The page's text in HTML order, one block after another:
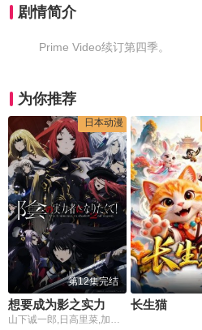
剧情简介
Prime Video续订第四季。
为你推荐
日本动漫
第12集完结
山下诚一郎,日高里菜,加隈亚衣,伊藤静,小山刚志,杉田智和,濑户麻沙美,水濑祈,三森铃子,菲鲁兹·蓝,金元寿子,朝井彩加,近藤玲奈
长生猫